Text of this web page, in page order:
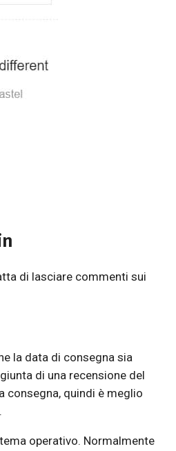
di lasciare commenti sui
la data di consegna sia
di una recensione del
consegna, quindi è meglio
operativo. Normalmente